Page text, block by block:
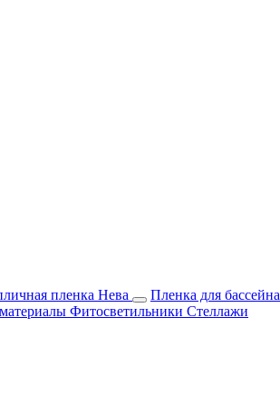
пленка Нева Пленка для бассейна
Фитосветильники Стеллажи